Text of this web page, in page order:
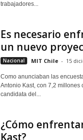
trabajadores...
Es necesario
un nuevo
Nacional MIT Chile - 15
Como anunciaban las
Antonio Kast, con 7,2 millones
candidata del...
¿Cómo
Kast?